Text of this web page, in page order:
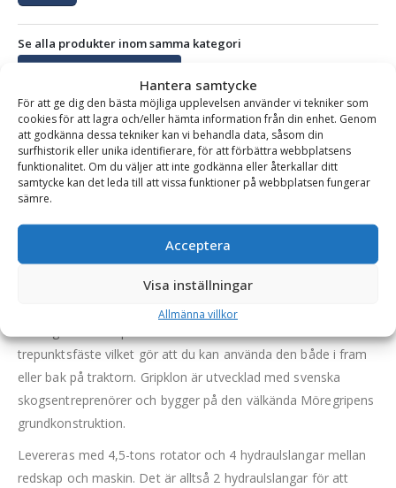
Hantera samtycke
För att ge dig den bästa möjliga upplevelsen använder vi tekniker som
cookies för att lagra och/eller hämta information från din enhet. Genom
att godkänna dessa tekniker kan vi behandla data, såsom din
surfhistorik eller unika identifierare, för att förbättra webbplatsens
funktionalitet. Om du väljer att inte godkänna eller återkallar ditt
samtycke kan det leda till att vissa funktioner på webbplatsen fungerar
sämre.
Acceptera
Visa inställningar
Allmänna villkor
Se alla produkter inom samma kategori
Griparmar med Timmergripar
BESKRIVNING
Griparm med timmergrip 0,32 m2 – fäste Euro &
Trepunkt, 4,5-tons rotator, max lyftförmåga 2500 kg
Möre griparm med timmergrip, det perfekta redskapet för att
lyfta stora stockar och rishögar.
Gripklon är tillverkad i Hardox-stål och har bussningar i
trepunktsfäste vilket gör att du kan använda den både i fram
eller bak på traktorn. Gripklon är utvecklad med svenska
skogsentreprenörer och bygger på den välkända Möregripens
grundkonstruktion.
Levereras med 4,5-tons rotator och 4 hydraulslangar mellan
redskap och maskin. Det är alltså 2 hydraulslangar för att